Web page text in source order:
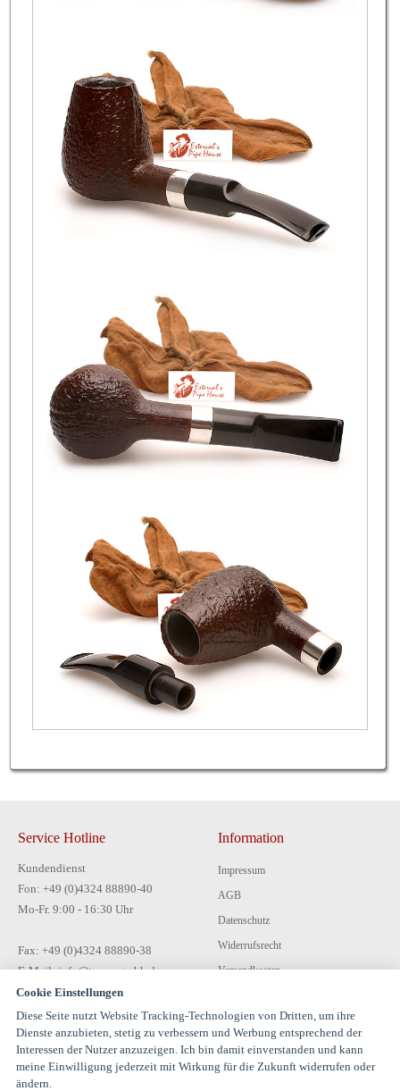
Service Hotline
Kundendienst
Fon: +49 (0)4324 88890-40
Mo-Fr. 9:00 - 16:30 Uhr
Fax: +49 (0)4324 88890-38
E-Mail: info@tecon-gmbh.de
Information
Impressum
AGB
Datenschutz
Widerrufsrecht
Versandkosten
Kontakt
Cookie Einstellungen
Diese Seite nutzt Website Tracking-Technologien von Dritten, um ihre
Dienste anzubieten, stetig zu verbessern und Werbung entsprechend der
Interessen der Nutzer anzuzeigen. Ich bin damit einverstanden und kann
meine Einwilligung jederzeit mit Wirkung für die Zukunft widerrufen oder
ändern.